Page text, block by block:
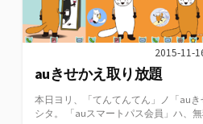
2015-11-
auきせかえ取り放題
本日ヨリ、「てんてんてん」ノ「au
シタ。 「auスマートパス会員」ハ、